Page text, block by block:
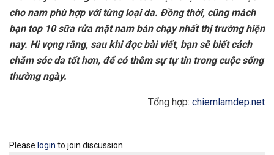
cho nam phù hợp với từng loại da. Đồng thời, cũng mách
bạn top 10 sữa rửa mặt nam bán chạy nhất thị trường hiện
nay. Hi vọng rằng, sau khi đọc bài viết, bạn sẽ biết cách
chăm sóc da tốt hơn, để có thêm sự tự tin trong cuộc sống
thường ngày.
Tổng hợp: chiemlamdep.net
Please login to join discussion